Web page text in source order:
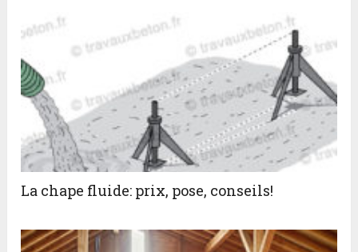
La chape fluide: prix, pose, conseils!